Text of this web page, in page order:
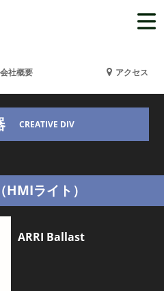
会社概要 アクセス
CREATIVE DIV
HMIライト）
ARRI Ballast